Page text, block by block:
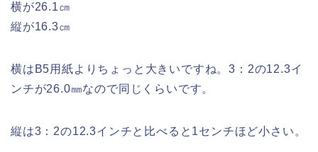
横が26.1㎝
縦が16.3㎝
横はB5用紙よりちょっと大きいですね。3：2の12.3イ
ンチが26.0㎜なので同じくらいです。
縦は3：2の12.3インチと比べると1センチほど小さい。